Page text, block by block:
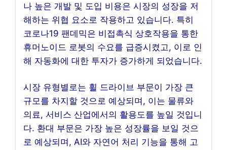
나 높은 개발 및 도입 비용은 시장의 성장을 저
해하는 위협 요소로 작용하고 있습니다. 특히
코로나19 팬데믹은 비접촉식 상호작용을 통한
휴머노이드 로봇의 수요를 급증시켰고, 이로 인
해 자동화에 대한 투자가 증가하게 되었습니다.
시장 유형별로는 휠 드라이브 부문이 가장 큰
규모를 차지할 것으로 예상되며, 이는 물류와
의료, 서비스 산업에서의 활용도를 높일 것입니
다. 환대 부문은 가장 높은 성장률을 보일 것으
로 예상되며, AI와 자연어 처리 기능을 통해 고